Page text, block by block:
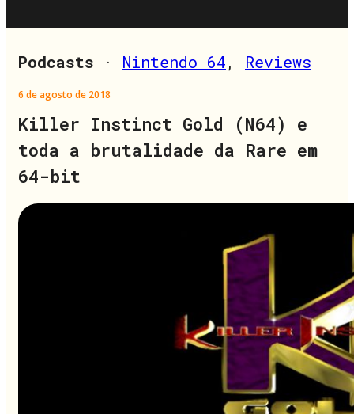
Podcasts · Nintendo 64, Reviews
6 de agosto de 2018
Killer Instinct Gold (N64) e
toda a brutalidade da Rare em
64-bit